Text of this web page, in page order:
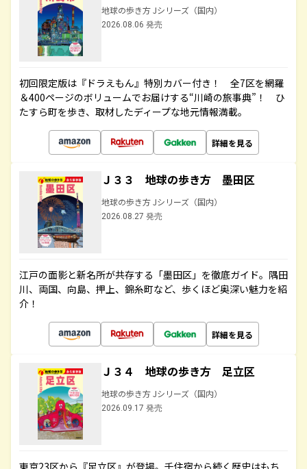
地球の歩き方 Jシリーズ（国内）
2026.08.06 発売
初回限定版は『ドラえもん』特別カバー付き！ 全7区を網羅
＆400ページのボリュームでお届けする“川崎の旅事典”！ ひ
たすら町を歩き、取材したディープな地元情報満載。
詳細を見る
Ｊ３３ 地球の歩き方 墨田区
地球の歩き方 Jシリーズ（国内）
2026.08.27 発売
江戸の面影と新名所が共存する「墨田区」を徹底ガイド。隅田
川、両国、向島、押上、錦糸町など、歩くほど奥深い魅力を紹
介！
詳細を見る
Ｊ３４ 地球の歩き方 足立区
地球の歩き方 Jシリーズ（国内）
2026.09.17 発売
東京23区から『足立区』が登場。千住宿から続く歴史はもち